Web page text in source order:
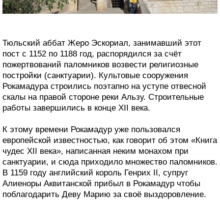
Тюльский аббат Жеро Эскориал, занимавший этот
пост с 1152 по 1188 год, распорядился за счёт
пожертвований паломников возвести религиозные
постройки (санктуарии). Культовые сооружения
Рокамадура строились поэтапно на уступе отвесной
скалы на правой стороне реки Альзу. Строительные
работы завершились в конце XII века.
К этому времени Рокамадур уже пользовался
европейской известностью, как говорит об этом «Книга
чудес XII века», написанная неким монахом при
санктуарии, и сюда приходило множество паломников.
В 1159 году английский король Генрих II, супруг
Алиеноры Аквитанской прибыл в Рокамадур чтобы
поблагодарить Деву Марию за своё выздоровление.